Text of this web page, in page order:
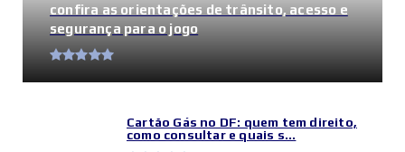
confira as orientações de trânsito, acesso e
segurança para o jogo
Cartão Gás no DF: quem tem direito,
como consultar e quais s...